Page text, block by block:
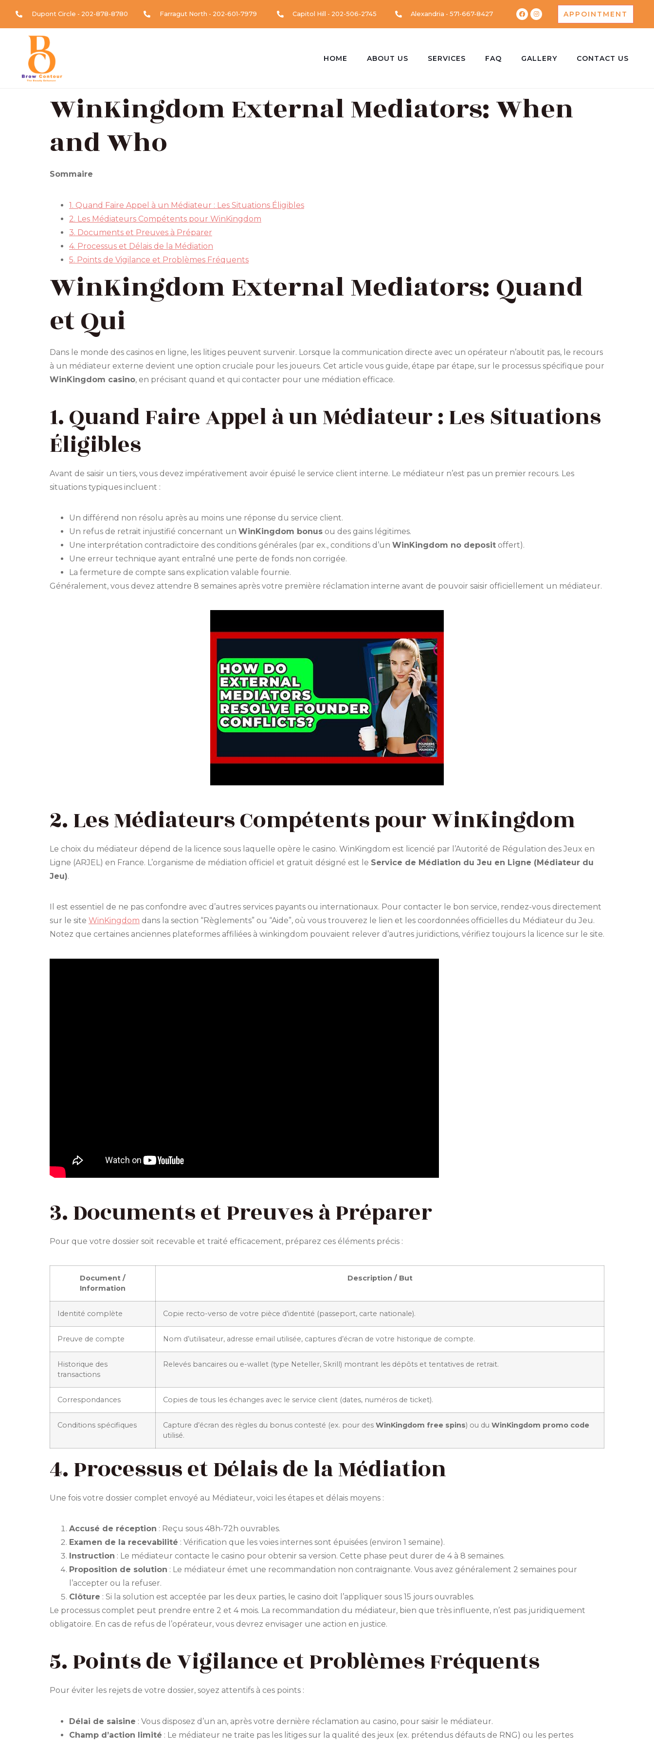
Dupont Circle - 202-878-8780 Farragut North - 202-601-7979 Capitol Hill - 202-506-2745 Alexandria - 571-667-8427 APPOINTMENT
HOME ABOUT US SERVICES FAQ GALLERY CONTACT US
WinKingdom External Mediators: When
and Who
Sommaire
1. Quand Faire Appel à un Médiateur : Les Situations Éligibles
2. Les Médiateurs Compétents pour WinKingdom
3. Documents et Preuves à Préparer
4. Processus et Délais de la Médiation
5. Points de Vigilance et Problèmes Fréquents
WinKingdom External Mediators: Quand
et Qui
Dans le monde des casinos en ligne, les litiges peuvent survenir. Lorsque la communication directe avec un opérateur n’aboutit pas, le recours
à un médiateur externe devient une option cruciale pour les joueurs. Cet article vous guide, étape par étape, sur le processus spécifique pour
WinKingdom casino, en précisant quand et qui contacter pour une médiation efficace.
1. Quand Faire Appel à un Médiateur : Les Situations
Éligibles
Avant de saisir un tiers, vous devez impérativement avoir épuisé le service client interne. Le médiateur n’est pas un premier recours. Les
situations typiques incluent :
Un différend non résolu après au moins une réponse du service client.
Un refus de retrait injustifié concernant un WinKingdom bonus ou des gains légitimes.
Une interprétation contradictoire des conditions générales (par ex., conditions d’un WinKingdom no deposit offert).
Une erreur technique ayant entraîné une perte de fonds non corrigée.
La fermeture de compte sans explication valable fournie.
Généralement, vous devez attendre 8 semaines après votre première réclamation interne avant de pouvoir saisir officiellement un médiateur.
2. Les Médiateurs Compétents pour WinKingdom
Le choix du médiateur dépend de la licence sous laquelle opère le casino. WinKingdom est licencié par l’Autorité de Régulation des Jeux en
Ligne (ARJEL) en France. L’organisme de médiation officiel et gratuit désigné est le Service de Médiation du Jeu en Ligne (Médiateur du
Jeu).
Il est essentiel de ne pas confondre avec d’autres services payants ou internationaux. Pour contacter le bon service, rendez-vous directement
sur le site WinKingdom dans la section “Règlements” ou “Aide”, où vous trouverez le lien et les coordonnées officielles du Médiateur du Jeu.
Notez que certaines anciennes plateformes affiliées à winkingdom pouvaient relever d’autres juridictions, vérifiez toujours la licence sur le site.
3. Documents et Preuves à Préparer
Pour que votre dossier soit recevable et traité efficacement, préparez ces éléments précis :
Document /
Information
Description / But
Identité complète Copie recto-verso de votre pièce d’identité (passeport, carte nationale).
Preuve de compte Nom d’utilisateur, adresse email utilisée, captures d’écran de votre historique de compte.
Historique des
transactions
Relevés bancaires ou e-wallet (type Neteller, Skrill) montrant les dépôts et tentatives de retrait.
Correspondances Copies de tous les échanges avec le service client (dates, numéros de ticket).
Conditions spécifiques Capture d’écran des règles du bonus contesté (ex. pour des WinKingdom free spins) ou du WinKingdom promo code
utilisé.
4. Processus et Délais de la Médiation
Une fois votre dossier complet envoyé au Médiateur, voici les étapes et délais moyens :
Accusé de réception : Reçu sous 48h-72h ouvrables.
Examen de la recevabilité : Vérification que les voies internes sont épuisées (environ 1 semaine).
Instruction : Le médiateur contacte le casino pour obtenir sa version. Cette phase peut durer de 4 à 8 semaines.
Proposition de solution : Le médiateur émet une recommandation non contraignante. Vous avez généralement 2 semaines pour
l’accepter ou la refuser.
Clôture : Si la solution est acceptée par les deux parties, le casino doit l’appliquer sous 15 jours ouvrables.
Le processus complet peut prendre entre 2 et 4 mois. La recommandation du médiateur, bien que très influente, n’est pas juridiquement
obligatoire. En cas de refus de l’opérateur, vous devrez envisager une action en justice.
5. Points de Vigilance et Problèmes Fréquents
Pour éviter les rejets de votre dossier, soyez attentifs à ces points :
Délai de saisine : Vous disposez d’un an, après votre dernière réclamation au casino, pour saisir le médiateur.
Champ d’action limité : Le médiateur ne traite pas les litiges sur la qualité des jeux (ex. prétendus défauts de RNG) ou les pertes